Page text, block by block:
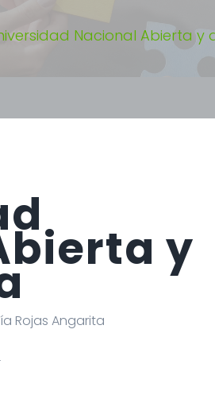
Nacional Abierta y
y
Rojas Angarita